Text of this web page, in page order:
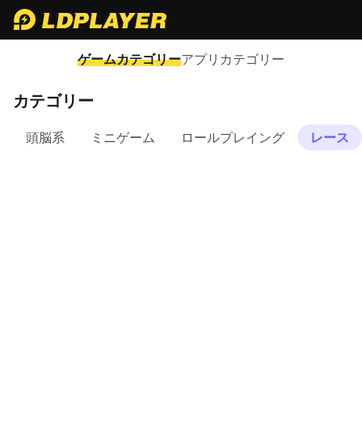
ゲームカテゴリーアプリカテゴリー
カテゴリー
頭脳系 ミニゲーム ロールプレイング レース